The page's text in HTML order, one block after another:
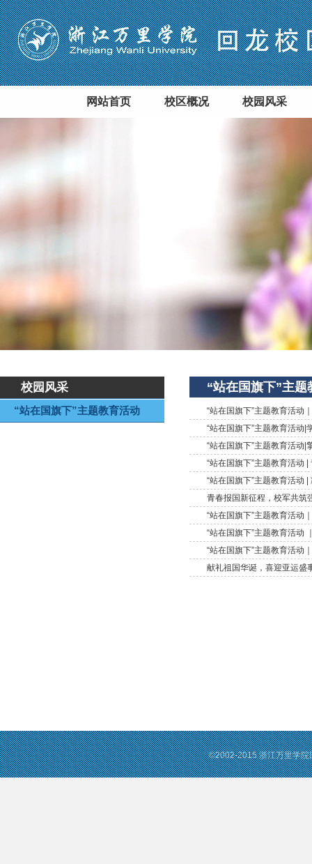
网站首页 校区概况 校园风采
校园风采
“站在国旗下”主题教育活动
“站在国旗下”主题
“站在国旗下”主题教育活动
“站在国旗下”主题教育活动
“站在国旗下”主题教育活动|
“站在国旗下”主题教育活动
“站在国旗下”主题教育活动
青春报国新征程，校军共筑
“站在国旗下”主题教育活动
“站在国旗下”主题教育活动
“站在国旗下”主题教育活动
献礼祖国华诞，喜迎亚运
©2002-2015 浙江万里学